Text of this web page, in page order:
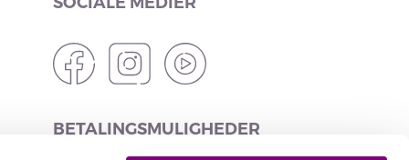
BETALINGSMULIGHEDER